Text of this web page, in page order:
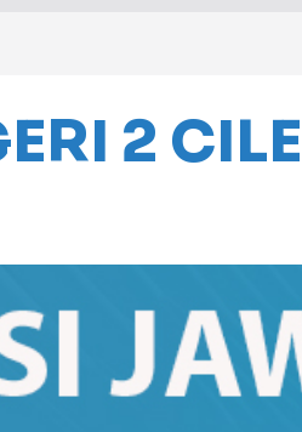
SAW tahun 2026
2